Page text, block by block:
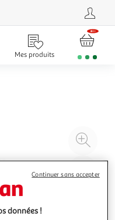
Mes produits
à
données !
Continuer sans accepter